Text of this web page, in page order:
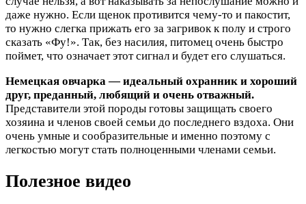
даже нужно. Если щенок противится чему-то и пакостит,
то нужно слегка прижать его за загривок к полу и строго
сказать «Фу!». Так, без насилия, питомец очень быстро
поймет, что означает этот сигнал и будет его слушаться.
Немецкая овчарка — идеальный охранник и хороший
друг, преданный, любящий и очень отважный.
Представители этой породы готовы защищать своего
хозяина и членов своей семьи до последнего вздоха. Они
очень умные и сообразительные и именно поэтому с
легкостью могут стать полноценными членами семьи.
Полезное видео